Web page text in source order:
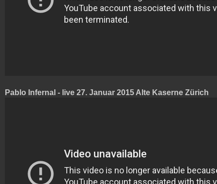
Pablo Infernal - live 27. Januar 2015 Alte Kaserne Zürich